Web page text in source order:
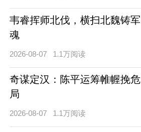
韦睿挥师北伐，横扫北魏铸军
魂
2026-08-07 1.1万阅读
奇谋定汉：陈平运筹帷幄挽危
局
2026-08-07 1.1万阅读